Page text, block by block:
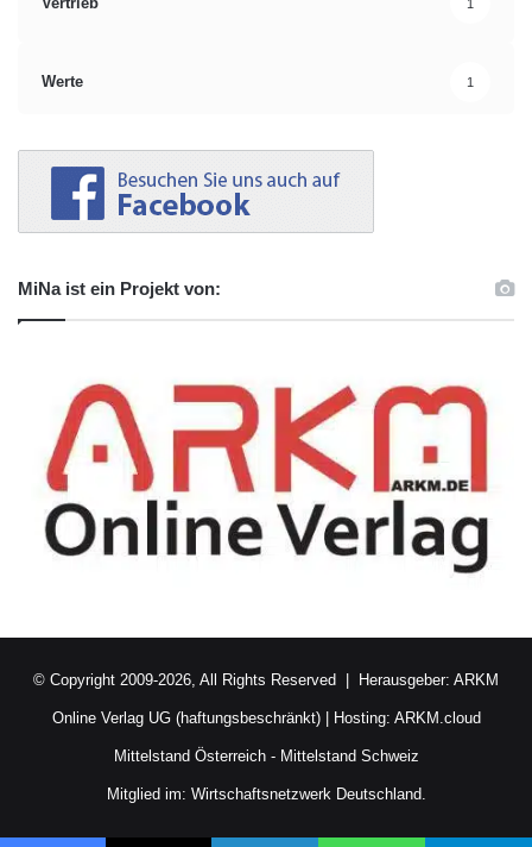
1
Werte 1
MiNa ist ein Projekt von:
© Copyright 2009-2026, All Rights Reserved | Herausgeber: ARKM
Online Verlag UG (haftungsbeschränkt)| Hosting: ARKM.cloud
Mittelstand Österreich- Mittelstand Schweiz
Mitglied im: Wirtschaftsnetzwerk Deutschland.